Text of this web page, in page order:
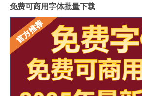
免费可商用字体批量下载